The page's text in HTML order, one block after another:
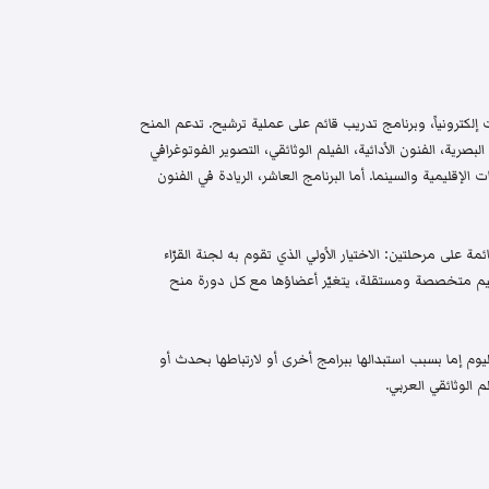
وبرنامج تدريب قائم على عملية ترشيح. تدعم المنح
الفنون الأدائية، الفيلم الوثائقي، التصوير الفوتوغرافي
والسينما. أما البرنامج العاشر، الريادة في الفنون
قائمة على مرحلتين: الاختيار الأولي الذي تقوم به لجنة القرّاء
متخصصة ومستقلة، يتغيّر أعضاؤها مع كل دورة منح
إما بسبب استبدالها ببرامج أخرى أو لارتباطها بحدث أو
الوثائقي العربي.